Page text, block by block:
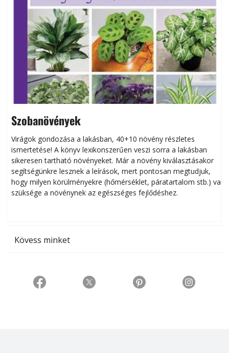
Szobanövények
Virágok gondozása a lakásban, 40+10 növény részletes
ismertetése! A könyv lexikonszerűen veszi sorra a lakásban
sikeresen tart­ha­tó növényeket. Már a növény kiválasztásakor
segítségünkre lesznek a leírások, mert pontosan megtudjuk,
hogy milyen körülményekre (hőmérséklet, páratartalom stb.) van
szüksége a növénynek az egészséges fejlődéshez.
Kövess minket